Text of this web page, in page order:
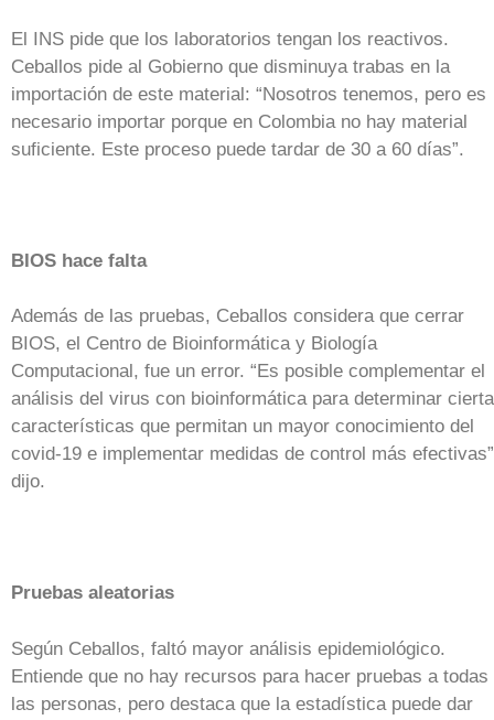
El INS pide que los laboratorios tengan los reactivos.
Ceballos pide al Gobierno que disminuya trabas en la
importación de este material: “Nosotros tenemos, pero es
necesario importar porque en Colombia no hay material
suficiente. Este proceso puede tardar de 30 a 60 días”.
BIOS hace falta
Además de las pruebas, Ceballos considera que cerrar
BIOS, el Centro de Bioinformática y Biología
Computacional, fue un error. “Es posible complementar el
análisis del virus con bioinformática para determinar
características que permitan un mayor conocimiento del
covid-19 e implementar medidas de control más
dijo.
Pruebas aleatorias
Según Ceballos, faltó mayor análisis epidemiológico.
Entiende que no hay recursos para hacer pruebas a todas
las personas, pero destaca que la estadística puede dar